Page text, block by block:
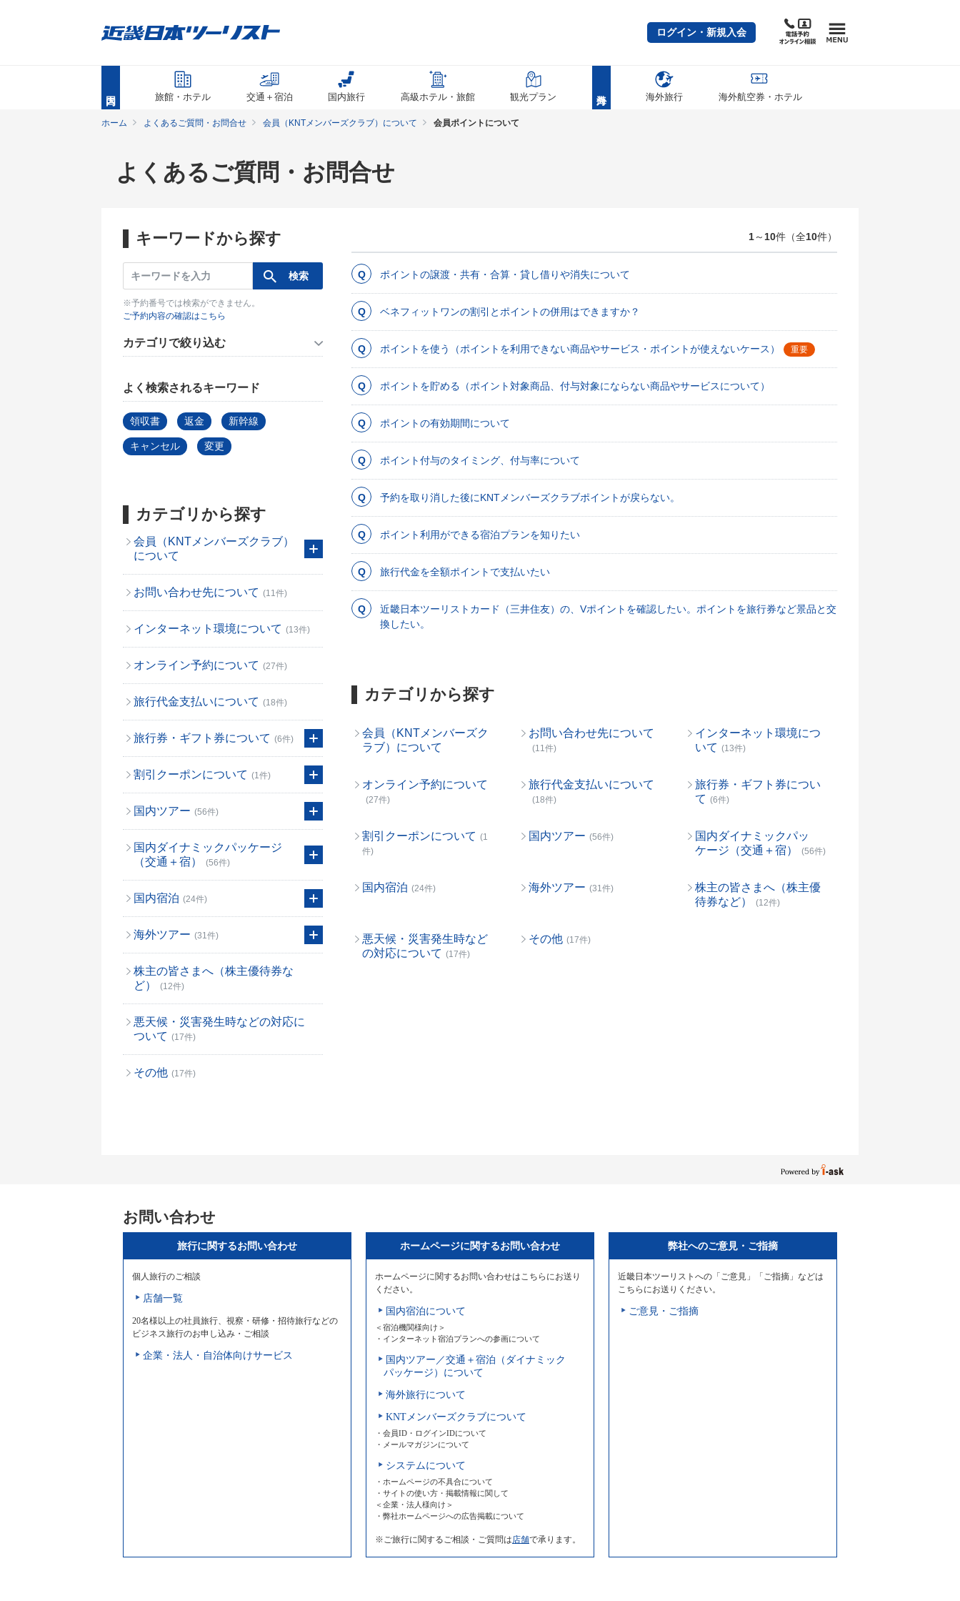
ログイン・新規入会
旅館・ホテル 交通＋宿泊 国内旅行 高級ホテル・旅館 観光プラン 海外旅行 海外航空券・ホテル
ホーム よくあるご質問・お問合せ 会員（KNTメンバーズクラブ）について 会員ポイントについて
よくあるご質問・お問合せ
キーワードから探す
※予約番号では検索ができません。
ご予約内容の確認はこちら
カテゴリで絞り込む
よく検索されるキーワード
領収書 返金 新幹線
キャンセル 変更
カテゴリから探す
会員（KNTメンバーズクラブ）
について
お問い合わせ先について (11件)
インターネット環境について (13件)
オンライン予約について (27件)
旅行代金支払いについて (18件)
旅行券・ギフト券について (6件)
割引クーポンについて (1件)
国内ツアー (56件)
国内ダイナミックパッケージ
（交通＋宿）
(56件)
国内宿泊 (24件)
海外ツアー (31件)
株主の皆さまへ（株主優待券な
ど）
(12件)
悪天候・災害発生時などの対応に
ついて (17件)
その他 (17件)
1～ 10件（全10件）
ポイントの譲渡・共有・合算・貸し借りや消失について
ベネフィットワンの割引とポイントの併用はできますか？
ポイントを使う（ポイントを利用できない商品やサービス・ポイントが使えないケース） 重要
ポイントを貯める（ポイント対象商品、付与対象にならない商品やサービスについて）
ポイントの有効期間について
ポイント付与のタイミング、付与率について
予約を取り消した後にKNTメンバーズクラブポイントが戻らない。
ポイント利用ができる宿泊プランを知りたい
旅行代金を全額ポイントで支払いたい
近畿日本ツーリストカード（三井住友）の、Vポイントを確認したい。ポイントを旅行券など景品と交
換したい。
カテゴリから探す
会員（KNTメンバーズク
ラブ）について
お問い合わせ先について
(11件)
インターネット環境につ
いて (13件)
オンライン予約について
(27件)
旅行代金支払いについて
(18件)
旅行券・ギフト券につい
て (6件)
割引クーポンについて (1
件)
国内ツアー (56件)
国内ダイナミックパッ
ケージ（交通＋宿）
(56件)
国内宿泊 (24件) 海外ツアー (31件)
株主の皆さまへ（株主優
待券など）
(12件)
悪天候・災害発生時など
の対応について (17件)
その他 (17件)
お問い合わせ
旅行に関するお問い合わせ
個人旅行のご相談
店舗一覧
20名様以上の社員旅行、視察・研修・招待旅行などの
ビジネス旅行のお申し込み・ご相談
企業・法人・自治体向けサービス
ホームページに関するお問い合わせ
ホームページに関するお問い合わせはこちらにお送り
ください。
国内宿泊について
＜宿泊機関様向け＞
・インターネット宿泊プランへの参画について
国内ツアー／交通＋宿泊（ダイナミック
パッケージ）について
海外旅行について
KNTメンバーズクラブについて
・会員ID・ログインIDについて
・メールマガジンについて
システムについて
・ホームページの不具合について
・サイトの使い方・掲載情報に関して
＜企業・法人様向け＞
・弊社ホームページへの広告掲載について
※ご旅行に関するご相談・ご質問は店舗で承ります。
弊社へのご意見・ご指摘
近畿日本ツーリストへの「ご意見」「ご指摘」などは
こちらにお送りください。
ご意見・ご指摘